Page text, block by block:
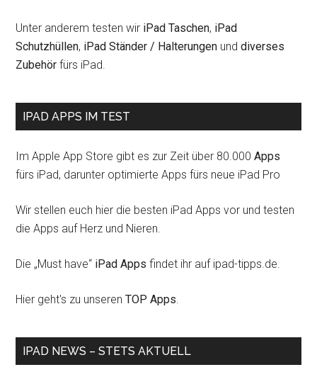
Unter anderem testen wir iPad Taschen, iPad
Schutzhüllen, iPad Ständer / Halterungen unddiverses
Zubehör fürs iPad.
IPAD APPS IM TEST
Im Apple App Store gibt es zur Zeit über 80.000Apps
fürs iPad, darunter optimierte Apps fürs neue iPad Pro
Wir stellen euch hier die besten iPad Apps vor und testen
die Apps auf Herz und Nieren.
Die „Must have“ iPad Apps findet ihr auf ipad-tipps.de.
Hier geht's zu unserenTOP Apps.
IPAD NEWS – STETS AKTUELL